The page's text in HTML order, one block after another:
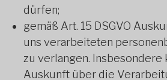
dürfen;
gemäß Art. 15 DSGVO
uns verarbeiteten
zu verlangen. Insbesondere
Auskunft über die